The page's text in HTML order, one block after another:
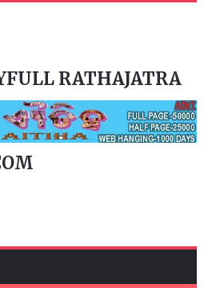
RATHAJATRA